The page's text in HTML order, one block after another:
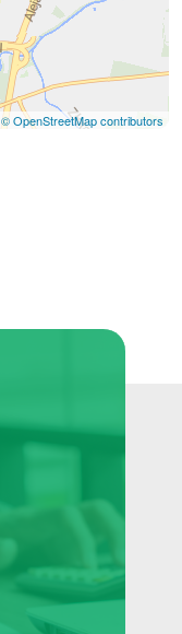
© OpenStreetMap contributors